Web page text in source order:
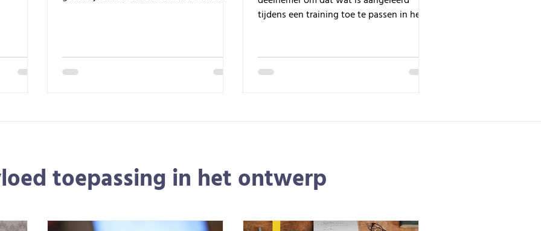
tijdens een training toe te passen in het
toepassing in het ontwerp